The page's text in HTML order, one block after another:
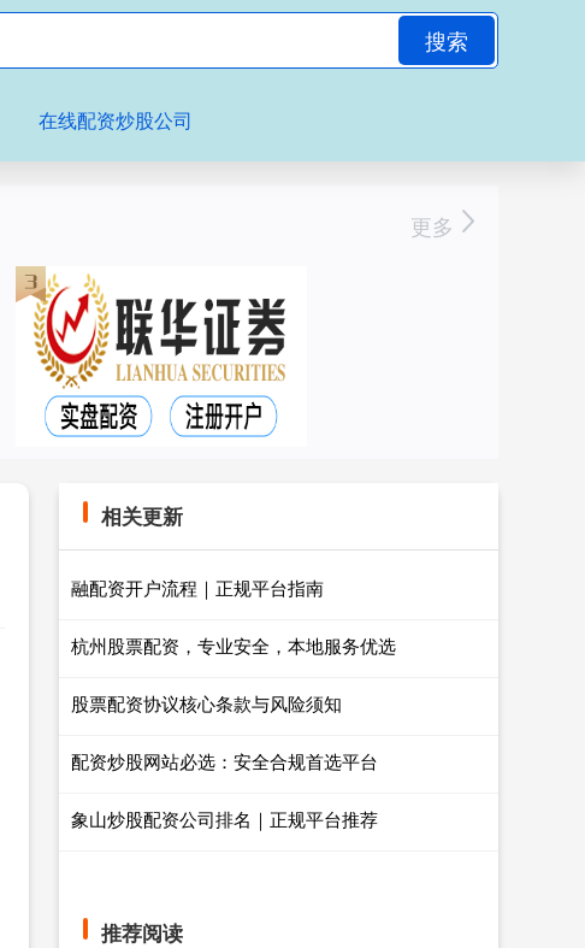
搜索
在线配资炒股公司
更多
相关更新
融配资开户流程｜正规平台指南
杭州股票配资，专业安全，本地服务优选
股票配资协议核心条款与风险须知
配资炒股网站必选：安全合规首选平台
象山炒股配资公司排名｜正规平台推荐
推荐阅读